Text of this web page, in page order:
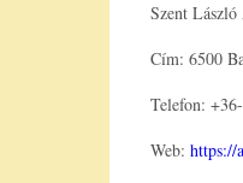
Szent
Cím: 6500
Telefon:
Web: https://